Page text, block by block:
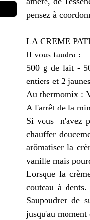
pensez à
LA CREME
Il vous faudra :
500 g de lait -
entiers et 2
Au thermomix :
A l'arrêt de la
Si vous n'avez
chauffer
arômatiser la
vanille mais
Lorsque la
couteau à
Saupoudrer de
jusqu'au moment